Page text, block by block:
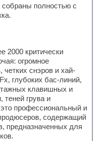
полностью с
2000 критически
огромное
четких снэров и хай-
глубоких бас-линий,
клавишных и
теней грува и
профессиональный и
содержащий
предназначенных для